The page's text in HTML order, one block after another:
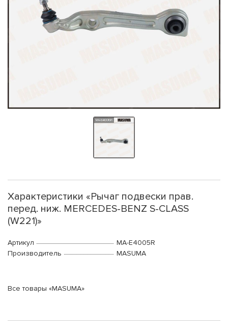
Характеристики «Рычаг подвески прав.
перед. ниж. MERCEDES-BENZ S-CLASS
(W221)»
Артикул
MA-E4005R
Производитель
MASUMA
Все товары «MASUMA»